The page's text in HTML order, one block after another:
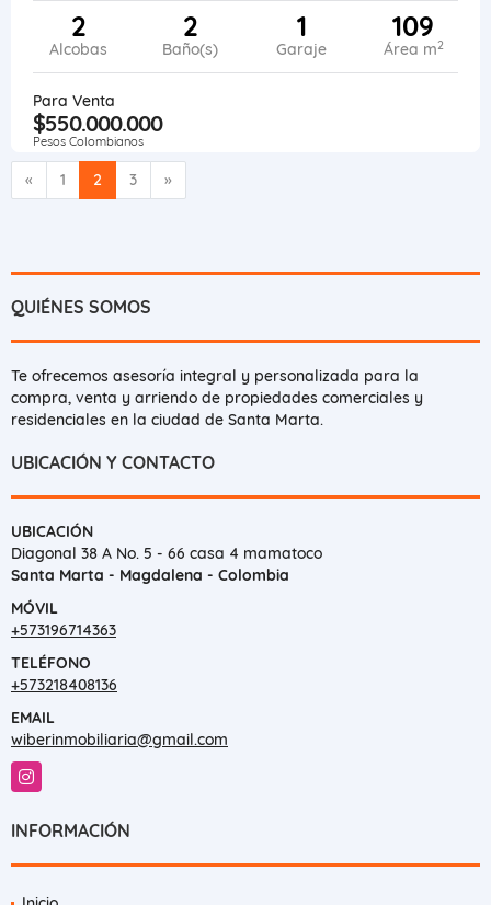
2
Alcobas
2
Baño(s)
1
Garaje
109
Área m2
Para Venta
$550.000.000
Pesos Colombianos
« Anterior
1 2 3 »
QUIÉNES SOMOS
Te ofrecemos asesoría integral y personalizada para la
compra, venta y arriendo de propiedades comerciales y
residenciales en la ciudad de Santa Marta.
UBICACIÓN Y CONTACTO
UBICACIÓN
Diagonal 38 A No. 5 - 66 casa 4 mamatoco
Santa Marta - Magdalena - Colombia
MÓVIL
+573196714363
TELÉFONO
+573218408136
EMAIL
wiberinmobiliaria@gmail.com
Instagram
INFORMACIÓN